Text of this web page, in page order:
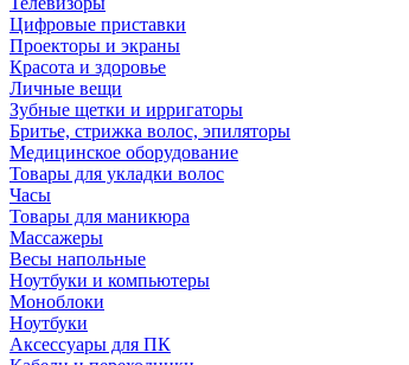
Цифровые приставки
Проекторы и экраны
Красота и здоровье
Личные вещи
Зубные щетки и ирригаторы
Бритье, стрижка волос, эпиляторы
Медицинское оборудование
Товары для укладки волос
Часы
Товары для маникюра
Массажеры
Весы напольные
Ноутбуки и компьютеры
Моноблоки
Ноутбуки
Аксессуары для ПК